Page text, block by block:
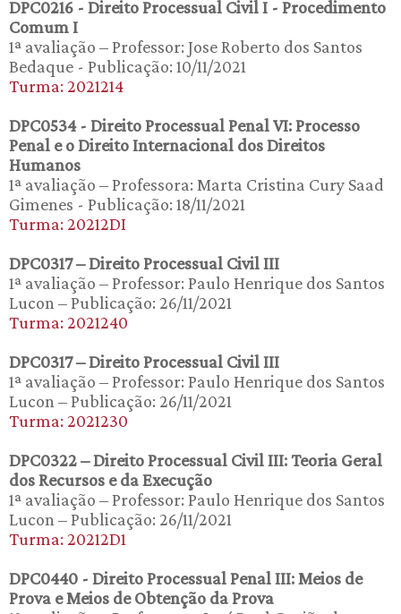
DPC0216 - Direito Processual Civil I - Procedimento
Comum I
1ª avaliação – Professor: Jose Roberto dos Santos
Bedaque - Publicação: 10/11/2021
Turma: 2021214
DPC0534 - Direito Processual Penal VI: Processo
Penal e o Direito Internacional dos Direitos
Humanos
1ª avaliação – Professora: Marta Cristina Cury Saad
Gimenes - Publicação: 18/11/2021
Turma: 20212DI
DPC0317 – Direito Processual Civil III
1ª avaliação – Professor: Paulo Henrique dos Santos
Lucon – Publicação: 26/11/2021
Turma: 2021240
DPC0317 – Direito Processual Civil III
1ª avaliação – Professor: Paulo Henrique dos Santos
Lucon – Publicação: 26/11/2021
Turma: 2021230
DPC0322 – Direito Processual Civil III: Teoria Geral
dos Recursos e da Execução
1ª avaliação – Professor: Paulo Henrique dos Santos
Lucon – Publicação: 26/11/2021
Turma: 20212D1
DPC0440 - Direito Processual Penal III: Meios de
Prova e Meios de Obtenção da Prova